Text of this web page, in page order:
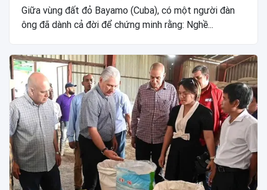
Giữa vùng đất đỏ Bayamo (Cuba), có một người đàn
ông đã dành cả đời để chứng minh rằng: Nghề...